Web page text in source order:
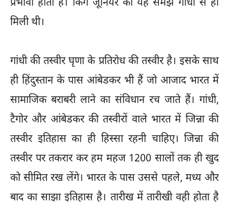
प्रभावी होती है। किंग जूनियर को यह समझ गांधी से ही
मिली थी।
गांधी की तस्वीर घृणा के प्रतिरोध की तस्वीर है। इसके साथ
ही हिंदुस्तान के पास आंबेडकर भी हैं जो आजाद भारत में
सामाजिक बराबरी लाने का संविधान रच जाते हैं। गांधी,
टैगोर और आंबेडकर की तस्वीरों वाले भारत में जिन्ना की
तस्वीर इतिहास का ही हिस्सा रहनी चाहिए। जिन्ना की
तस्वीर पर तकरार कर हम महज 1200 सालों तक ही खुद
को सीमित रख लेंगे। भारत के पास उससे पहले, मध्य और
बाद का साझा इतिहास है। तारीख में तारीखी वही होता है